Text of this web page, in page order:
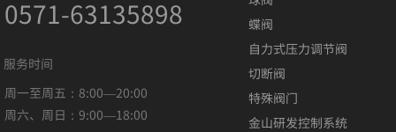
0571-63135898
服务时间
周一至周五：8:00—20:00
周六、周日：9:00—18:00
蝶阀
自力式压力调节阀
切断阀
特殊阀门
金山研发控制系统